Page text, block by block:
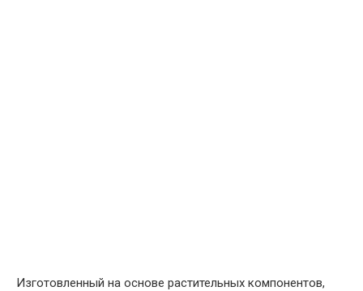
Изготовленный на основе растительных компонентов,